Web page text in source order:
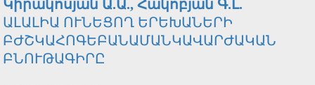
Կիրակոսյան Ա.Ա., Հակոբյան Գ.Լ.
ԱԼԱԼԻԱ ՈՒՆԵՑՈՂ ԵՐԵԽԱՆԵՐԻ
ԲԺՇԿԱՀՈԳԵԲԱՆԱՄԱՆԿԱՎԱՐԺԱԿԱՆ
ԲՆՈՒԹԱԳԻՐԸ